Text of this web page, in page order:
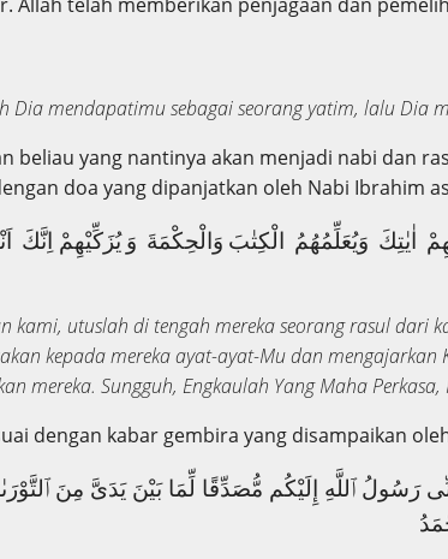
Dia mendapatimu sebagai seorang yatim, lalu Dia
beliau yang nantinya akan menjadi nabi dan
doa yang dipanjatkan oleh Nabi Ibrahim
اٰيٰتِكَ وَيُعَلِّمُهُمُ الْكِتٰبَ وَالْحِكْمَةَ وَ يُزَكِّيْهِمْ اِنَّكَ
kami, utuslah di tengah mereka seorang rasul dari
kepada mereka ayat-ayat-Mu dan
mereka. Sungguh, Engkaulah Yang Maha
dengan kabar gembira yang disampaikan
رَسُولُ ٱللَّهِ إِلَيْكُم مُّصَدِّقًا لِّمَا بَيْنَ يَدَىَّ مِنَ